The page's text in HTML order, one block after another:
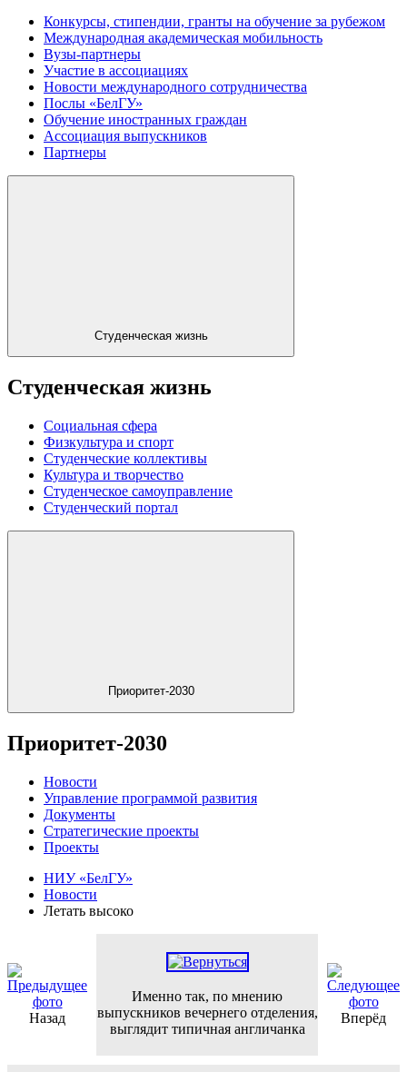
Конкурсы, стипендии, гранты на обучение за рубежом
Международная академическая мобильность
Вузы-партнеры
Участие в ассоциациях
Новости международного сотрудничества
Послы «БелГУ»
Обучение иностранных граждан
Ассоциация выпускников
Партнеры
Студенческая жизнь
Студенческая жизнь
Социальная сфера
Физкультура и спорт
Студенческие коллективы
Культура и творчество
Студенческое самоуправление
Студенческий портал
Приоритет-2030
Приоритет-2030
Новости
Управление программой развития
Документы
Стратегические проекты
Проекты
НИУ «БелГУ»
Новости
Летать высоко
Назад
Именно так, по мнению
выпускников вечернего отделения,
выглядит типичная англичанка
Вперёд